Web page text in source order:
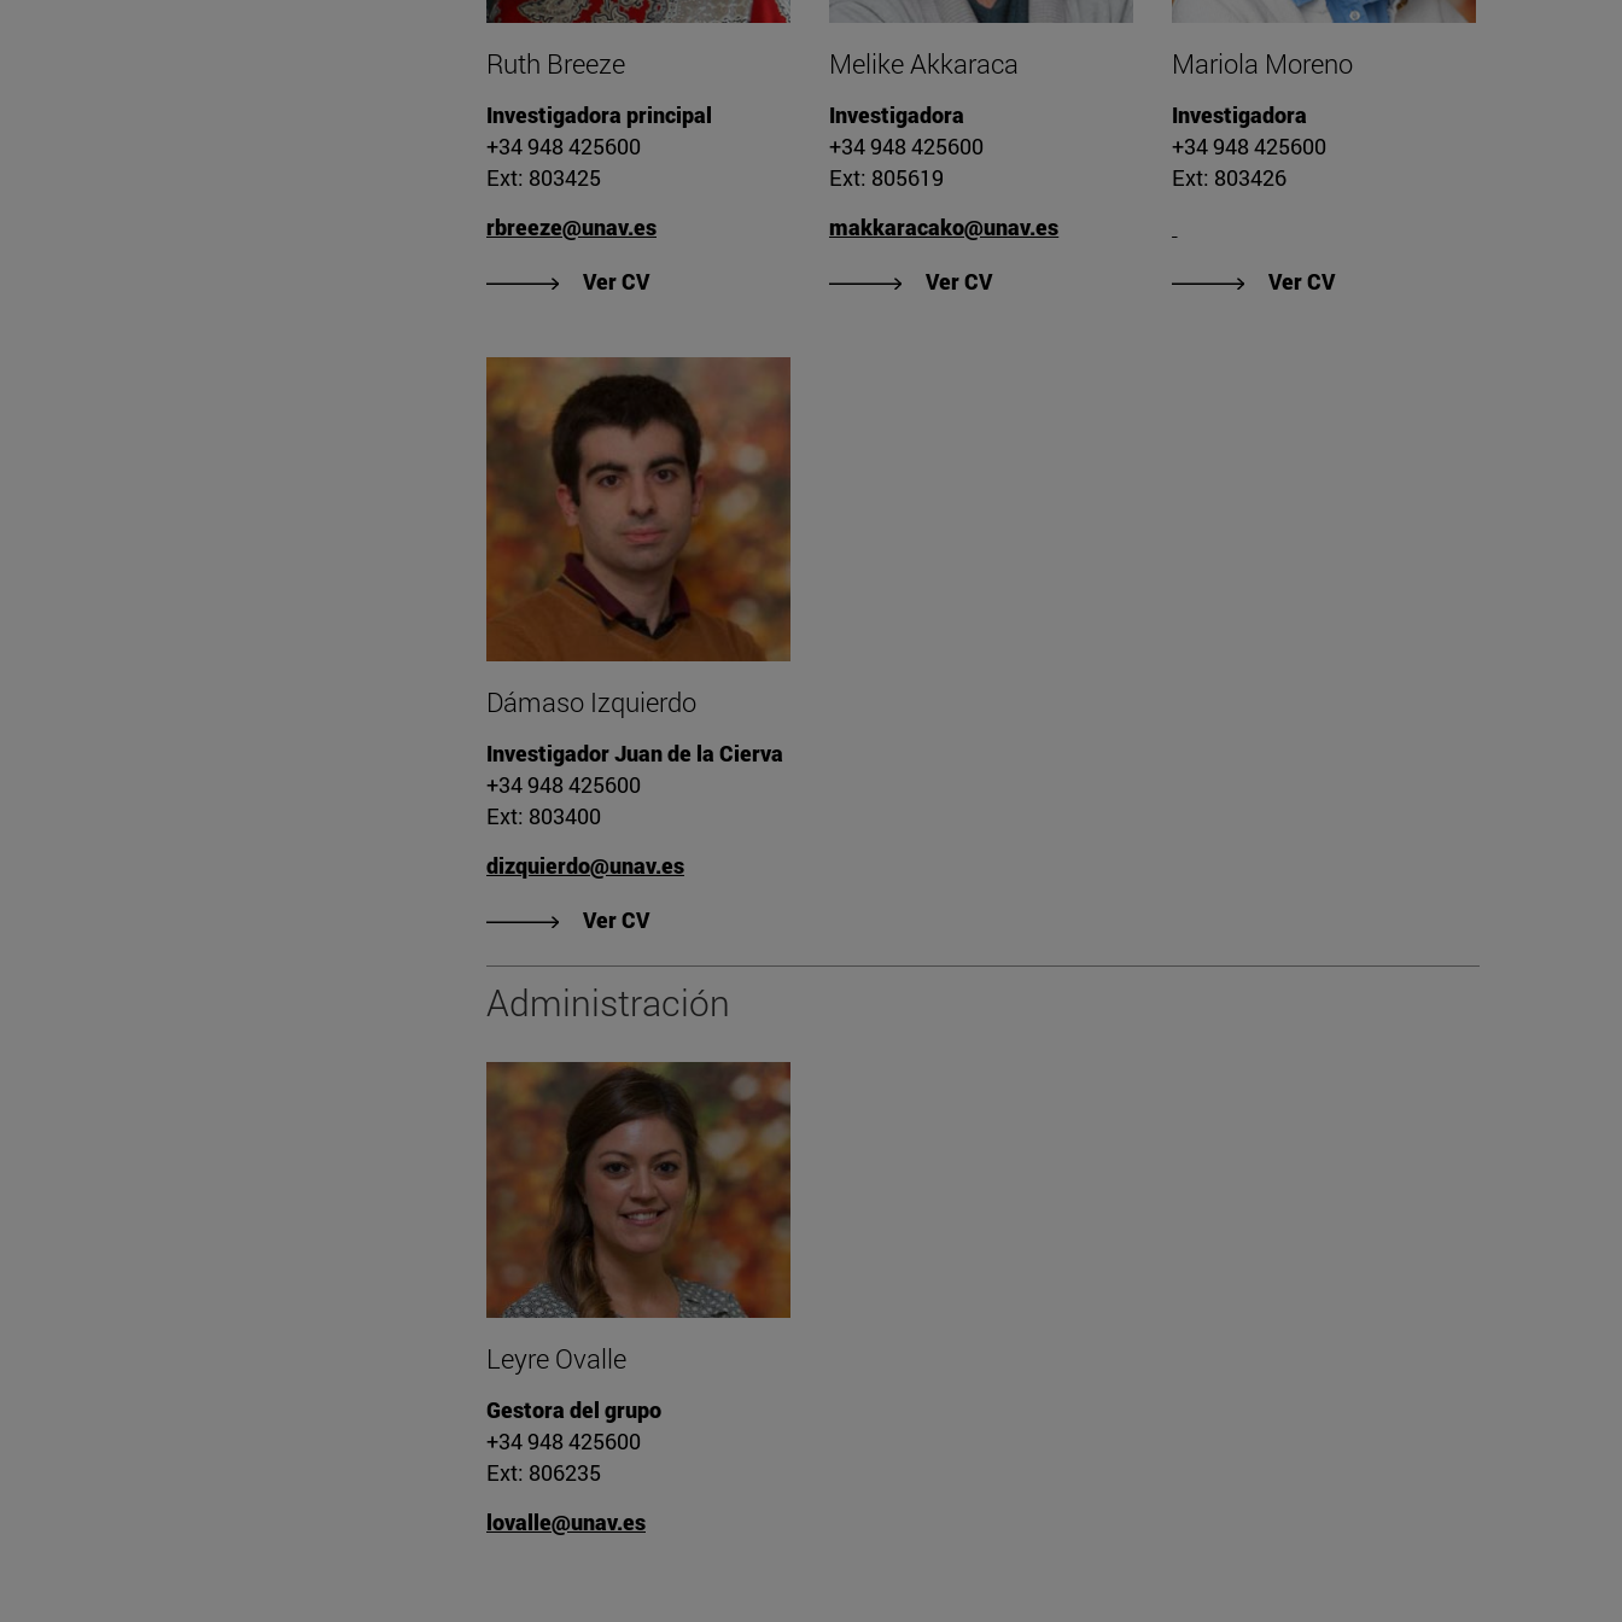
Ruth Breeze
Investigadora principal
+34 948 425600
Ext: 803425
rbreeze@unav.es
Ver CV"Ver CV de Ruth Breeze"
Melike Akkaraca
Investigadora
+34 948 425600
Ext: 805619
makkaracako@unav.es
Ver CV"Ver CV de Melike Akkaraca"
Mariola Moreno
Investigadora
+34 948 425600
Ext: 803426
Ver CV"Ver CV de Mariola Moreno"
Dámaso Izquierdo
Investigador Juan de la Cierva
+34 948 425600
Ext: 803400
dizquierdo@unav.es
Ver CV"Ver CV de Dámaso Izquierdo"
Administración
Leyre Ovalle
Gestora del grupo
+34 948 425600
Ext: 806235
lovalle@unav.es